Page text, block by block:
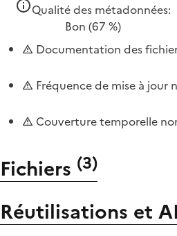
Qualité des métadonnées:
Bon (67 %)
Documentation des
Fréquence de mise à jour
Couverture temporelle
Fichiers (3)
Réutilisations et